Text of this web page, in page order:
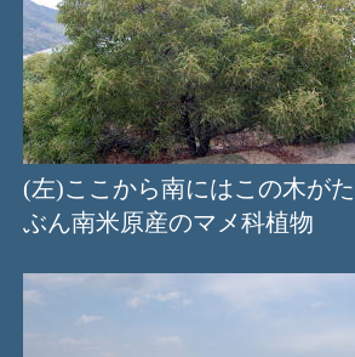
(左)ここから南にはこの
ぶん南米原産のマメ科植物